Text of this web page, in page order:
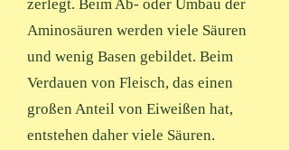
zerlegt. Beim Ab- oder Umbau der
Aminosäuren werden viele Säuren
und wenig Basen gebildet. Beim
Verdauen von Fleisch, das einen
großen Anteil von Eiweißen hat,
entstehen daher viele Säuren.